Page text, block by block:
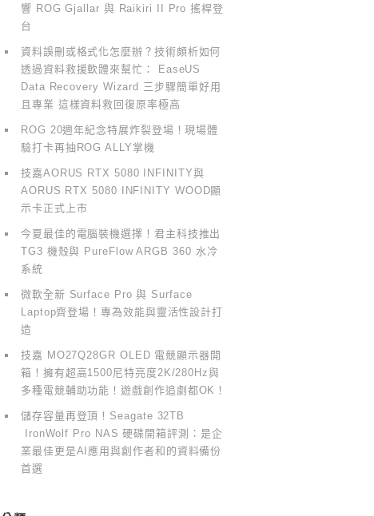
響 ROG Gjallar 與 Raikiri II Pro 搖桿登
台
資料誤刪或格式化怎麼辦？技術頗析如何
透過資料救援軟體來幫忙： EaseUS
Data Recovery Wizard 三步驟簡單好用
且專業 這樣資料救回復原率極高
ROG 20週年紀念特展炸裂登場！現場體
驗打卡再抽ROG ALLY掌機
技嘉AORUS RTX 5080 INFINITY與
AORUS RTX 5080 INFINITY WOOD顯
示卡正式上市
今夏最佳的電腦裝機選擇！君主科技推出
TG3 機殼與 PureFlow ARGB 360 水冷
系統
微軟全新 Surface Pro 與 Surface
Laptop齊登場！專為效能與靈活性設計打
造
技嘉 MO27Q28GR OLED 電競顯示器開
箱！擁有超高1500尼特亮度2K/280Hz與
多種電競輔助功能！遊戲創作追劇都OK！
儲存容量再登頂！Seagate 32TB
IronWolf Pro NAS 硬碟開箱評測：是企
業最佳更是AI應用與創作者和的資料備份
首選